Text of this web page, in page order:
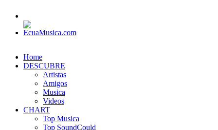
Home
DESCUBRE
Artistas
Amigos
Musica
Videos
CHART
Top Musica
Top SoundCould